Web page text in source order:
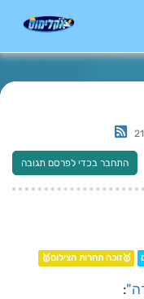
התחבר בכדי לפרסם תגובה
🥇זוכה תחרות הצילום🥇
: